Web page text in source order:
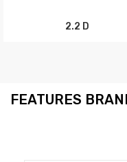
2.2 D
FEATURES